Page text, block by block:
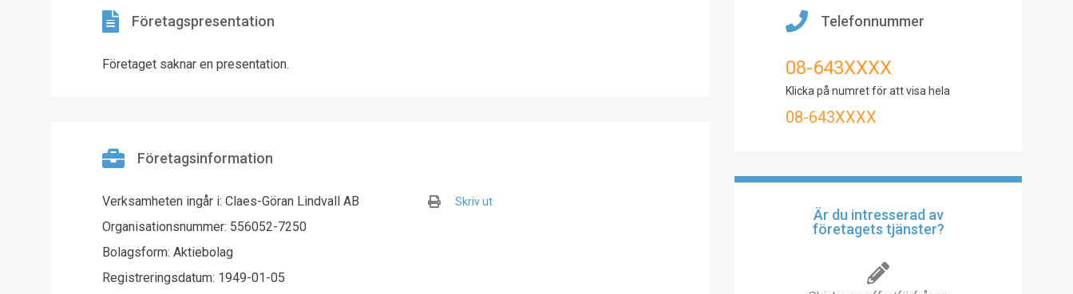
Företagspresentation
Företaget saknar en presentation.
Företagsinformation
Verksamheten ingår i: Claes-Göran Lindvall AB
Organisationsnummer: 556052-7250
Bolagsform: Aktiebolag
Registreringsdatum: 1949-01-05
Skriv ut
Telefonnummer
08-643XXXX
Klicka på numret för att visa hela
08-643XXXX
Är du intresserad av
företagets tjänster?